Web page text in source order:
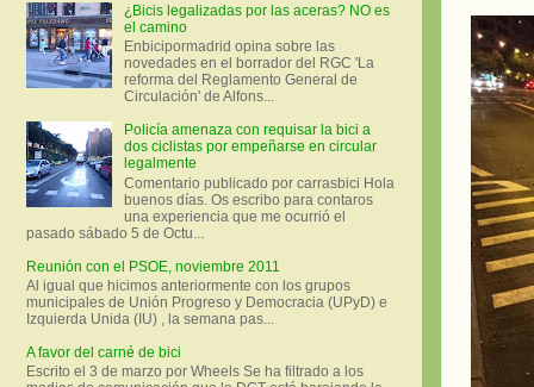
¿Bicis legalizadas por las aceras? NO es
el camino
Enbicipormadrid opina sobre las
novedades en el borrador del RGC 'La
reforma del Reglamento General de
Circulación' de Alfons...
Policía amenaza con requisar la bici a
dos ciclistas por empeñarse en circular
legalmente
Comentario publicado por carrasbici Hola
buenos días. Os escribo para contaros
una experiencia que me ocurrió el
pasado sábado 5 de Octu...
Reunión con el PSOE, noviembre 2011
Al igual que hicimos anteriormente con los grupos
municipales de Unión Progreso y Democracia (UPyD) e
Izquierda Unida (IU) , la semana pas...
A favor del carné de bici
Escrito el 3 de marzo por Wheels Se ha filtrado a los